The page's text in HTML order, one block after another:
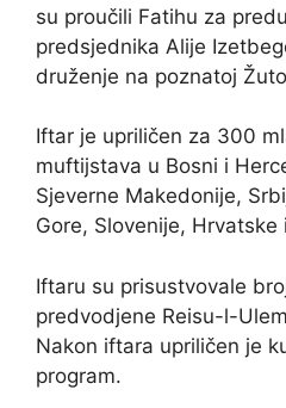
su proučili Fatihu za
predsjednika Alije
druženje na poznatoj
Iftar je upriličen za 300
muftijstava u Bosni i
Sjeverne Makedonije,
Gore, Slovenije, Hrvatske
Iftaru su prisustvovale
predvodjene Reisu-l-
Nakon iftara upriličen je
program.